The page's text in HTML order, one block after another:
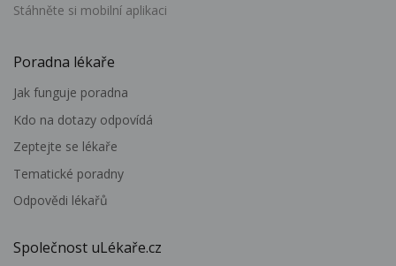
Stáhněte si mobilní aplikaci
Poradna lékaře
Jak funguje poradna
Kdo na dotazy odpovídá
Zeptejte se lékaře
Tematické poradny
Odpovědi lékařů
Společnost uLékaře.cz